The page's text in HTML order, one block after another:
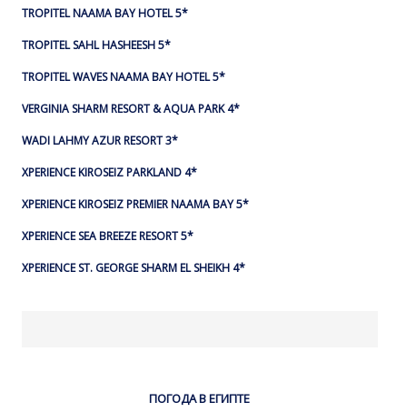
TROPITEL NAAMA BAY HOTEL 5*
TROPITEL SAHL HASHEESH 5*
TROPITEL WAVES NAAMA BAY HOTEL 5*
VERGINIA SHARM RESORT & AQUA PARK 4*
WADI LAHMY AZUR RESORT 3*
XPERIENCE KIROSEIZ PARKLAND 4*
XPERIENCE KIROSEIZ PREMIER NAAMA BAY 5*
XPERIENCE SEA BREEZE RESORT 5*
XPERIENCE ST. GEORGE SHARM EL SHEIKH 4*
ПОГОДА В ЕГИПТЕ